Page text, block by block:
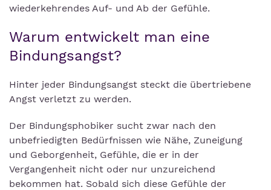
wiederkehrendes Auf- und Ab der Gefühle.
Warum entwickelt man eine
Bindungsangst?
Hinter jeder Bindungsangst steckt die übertriebene
Angst verletzt zu werden.
Der Bindungsphobiker sucht zwar nach den
unbefriedigten Bedürfnissen wie Nähe, Zuneigung
und Geborgenheit, Gefühle, die er in der
Vergangenheit nicht oder nur unzureichend
bekommen hat. Sobald sich diese Gefühle der